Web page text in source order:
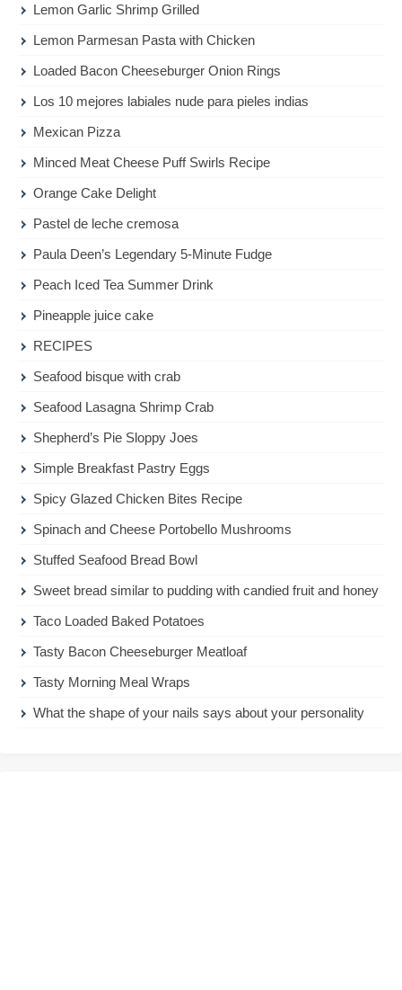
Lemon Garlic Shrimp Grilled
Lemon Parmesan Pasta with Chicken
Loaded Bacon Cheeseburger Onion Rings
Los 10 mejores labiales nude para pieles indias
Mexican Pizza
Minced Meat Cheese Puff Swirls Recipe
Orange Cake Delight
Pastel de leche cremosa
Paula Deen’s Legendary 5-Minute Fudge
Peach Iced Tea Summer Drink
Pineapple juice cake
RECIPES
Seafood bisque with crab
Seafood Lasagna Shrimp Crab
Shepherd’s Pie Sloppy Joes
Simple Breakfast Pastry Eggs
Spicy Glazed Chicken Bites Recipe
Spinach and Cheese Portobello Mushrooms
Stuffed Seafood Bread Bowl
Sweet bread similar to pudding with candied fruit and honey
Taco Loaded Baked Potatoes
Tasty Bacon Cheeseburger Meatloaf
Tasty Morning Meal Wraps
What the shape of your nails says about your personality